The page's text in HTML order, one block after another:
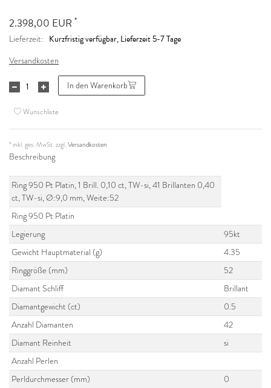
2.398,00 EUR *
Lieferzeit: Kurzfristig verfügbar, Lieferzeit 5-7 Tage
Versandkosten
In den Warenkorb
Wunschliste
* inkl. ges. MwSt. zzgl.Versandkosten
Beschreibung
Ring 950 Pt Platin, 1 Brill. 0,10 ct, TW-si, 41 Brillanten 0,40
ct, TW-si, Ø:9,0 mm, Weite:52
Ring 950 Pt Platin
Legierung
95kt
Gewicht Hauptmaterial (g)
4.35
Ringgröße (mm)
52
Diamant Schliff
Brillant
Diamantgewicht (ct)
0.5
Anzahl Diamanten
42
Diamant Reinheit
si
Anzahl Perlen
Perldurchmesser (mm)
0